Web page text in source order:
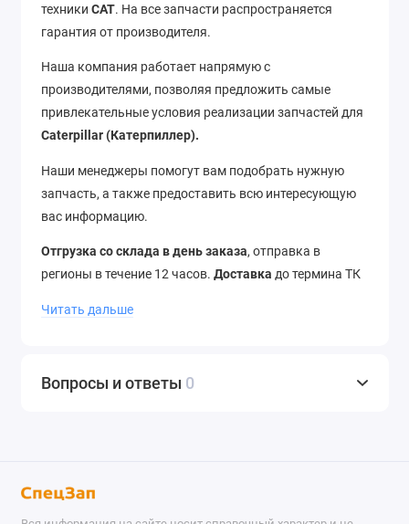
техники CAT. На все запчасти распространяется
гарантия от производителя.
Наша компания работает напрямую с
производителями, позволяя предложить самые
привлекательные условия реализации запчастей для
Caterpillar(Катерпиллер).
Наши менеджеры помогут вам подобрать нужную
запчасть, а также предоставить всю интересующую
вас информацию.
Отгрузка со склада в день заказа, отправка в
регионы в течение 12 часов. Доставка до термина ТК
ближнего зарубежья.
Читать дальше
Вопросы и ответы 0